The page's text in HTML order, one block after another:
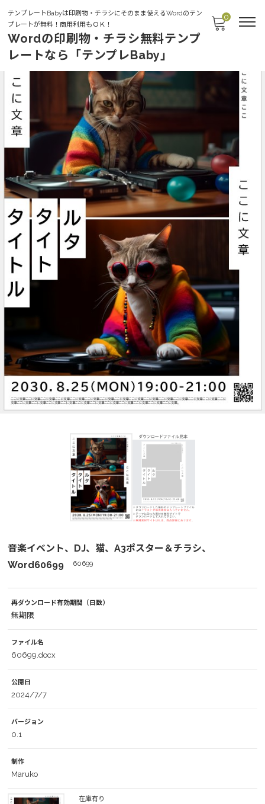
テンプレートBabyは印刷物・チラシにそのまま使えるWordのテン
プレートが無料！商用利用もＯＫ！
Wordの印刷物・チラシ無料テンプ
レートなら「テンプレBaby」
0
音楽イベント、DJ、猫、A3ポスター＆チラシ、
Word60699
60699
再ダウンロード有効期間（日数）
無期限
ファイル名
60699.docx
公開日
2024/7/7
バージョン
0.1
制作
Maruko
在庫有り